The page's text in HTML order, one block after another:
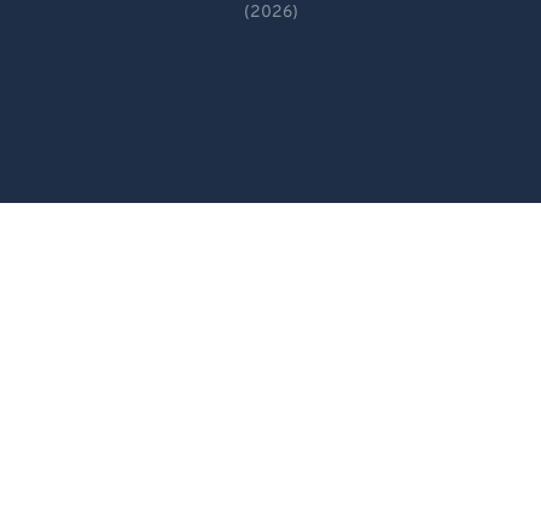
Español
(2026)